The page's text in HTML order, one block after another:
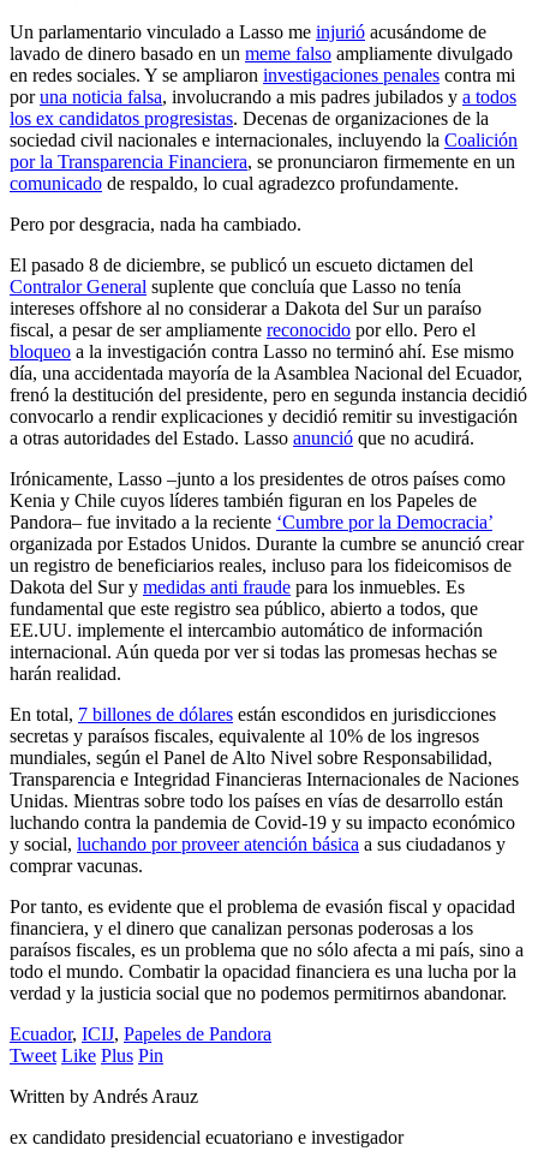
Un parlamentario vinculado a Lasso me injurió acusándome de
lavado de dinero basado en un meme falso ampliamente divulgado
en redes sociales. Y se ampliaron investigaciones penales contra mi
poruna noticia falsa, involucrando a mis padres jubilados y a todos
los ex candidatos progresistas. Decenas de organizaciones de la
sociedad civil nacionales e internacionales, incluyendo la Coalición
por la Transparencia Financiera, se pronunciaron firmemente en un
comunicado de respaldo, lo cual agradezco profundamente.
Pero por desgracia, nada ha cambiado.
El pasado 8 de diciembre, se publicó un escueto dictamen del
Contralor General suplente que concluía que Lasso no tenía
intereses offshore al no considerar a Dakota del Sur un paraíso
fiscal, a pesar de ser ampliamente reconocido por ello. Pero el
bloqueo a la investigación contra Lasso no terminó ahí. Ese mismo
día, una accidentada mayoría de la Asamblea Nacional del Ecuador,
frenó la destitución del presidente, pero en segunda instancia decidió
convocarlo a rendir explicaciones y decidió remitir su investigación
a otras autoridades del Estado. Lasso anunció que no acudirá.
Irónicamente, Lasso –junto a los presidentes de otros países como
Kenia y Chile cuyos líderes también figuran en los Papeles de
Pandora– fue invitado a la reciente ‘Cumbre por la Democracia’
organizada por Estados Unidos. Durante la cumbre se anunció crear
un registro de beneficiarios reales, incluso para los fideicomisos de
Dakota del Sur y medidas anti fraude para los inmuebles. Es
fundamental que este registro sea público, abierto a todos, que
EE.UU. implemente el intercambio automático de información
internacional. Aún queda por ver si todas las promesas hechas se
harán realidad.
En total, 7 billones de dólares están escondidos en jurisdicciones
secretas y paraísos fiscales, equivalente al 10% de los ingresos
mundiales, según el Panel de Alto Nivel sobre Responsabilidad,
Transparencia e Integridad Financieras Internacionales de Naciones
Unidas. Mientras sobre todo los países en vías de desarrollo están
luchando contra la pandemia de Covid-19 y su impacto económico
y social, luchando por proveer atención básica a sus ciudadanos y
comprar vacunas.
Por tanto, es evidente que el problema de evasión fiscal y opacidad
financiera, y el dinero que canalizan personas poderosas a los
paraísos fiscales, es un problema que no sólo afecta a mi país, sino a
todo el mundo. Combatir la opacidad financiera es una lucha por la
verdad y la justicia social que no podemos permitirnos abandonar.
Ecuador, ICIJ, Papeles de Pandora
Tweet Like Plus Pin
Written by Andrés Arauz
ex candidato presidencial ecuatoriano e investigador